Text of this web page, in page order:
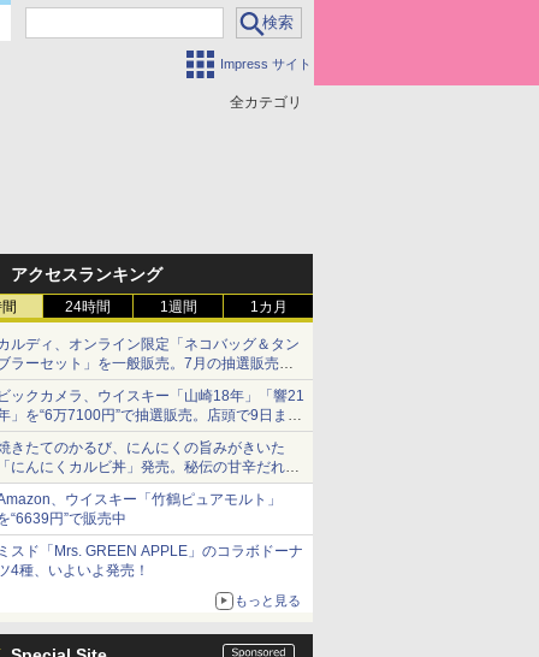
Impress サイト
全カテゴリ
アクセスランキング
24時間 1週間 1カ月
ルディ、オンライン限定「ネコバッグ＆タン
ラーセット」を一般販売。7月の抽選販売の
選無効分
ックカメラ、ウイスキー「山崎18年」「響21
」を“6万7100円”で抽選販売。店頭で9日まで
付
きたてのかるび、にんにくの旨みがきいた
にんにくカルビ丼」発売。秘伝の甘辛だれを
めた「豚カルビ丼」も復活
、ウイスキー「竹鶴ピュアモルト」
“6639円”で販売中
スド「Mrs. GREEN APPLE」のコラボドーナ
4種、いよいよ発売！
もっと見る